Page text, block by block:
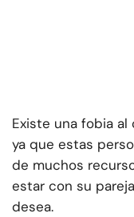
Existe una fobia
ya que estas
de muchos
estar con su
desea.